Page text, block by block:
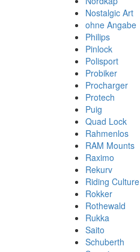
Nostalgic Art
ohne Angabe
Philips
Pinlock
Polisport
Probiker
Procharger
Protech
Puig
Quad Lock
Rahmenlos
RAM Mounts
Raximo
Rekurv
Riding Culture
Rokker
Rothewald
Rukka
Saito
Schuberth